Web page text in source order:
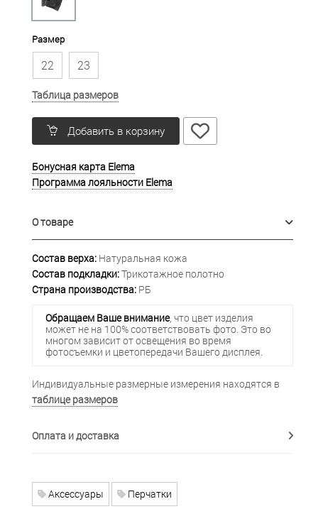
Размер
22 23
Таблица размеров
Добавить в корзину
Бонусная карта Elema
Программа лояльности Elema
О товаре
Состав верха: Натуральная кожа
Состав подкладки:Трикотажное полотно
Страна производства: РБ
Обращаем Ваше внимание, что цвет изделия
может не на 100% соответствовать фото. Это во
многом зависит от освещения во время
фотосъемки и цветопередачи Вашего дисплея.
Индивидуальные размерные измерения находятся в
таблице размеров
Оплата и доставка
Аксессуары Перчатки